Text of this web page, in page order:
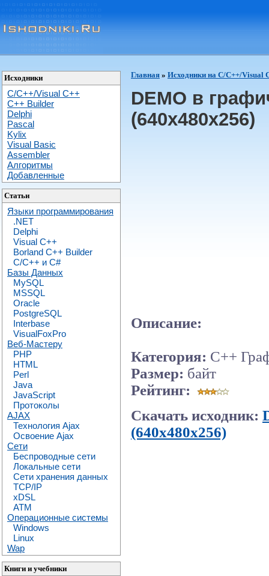
Исходники
C/C++/Visual C++
С++ Builder
Delphi
Pascal
Kylix
Visual Basic
Assembler
Алгоритмы
Добавленные
Статьи
Языки программирования
.NET
Delphi
Visual C++
Borland C++ Builder
C/С++ и C#
Базы Данных
MySQL
MSSQL
Oracle
PostgreSQL
Interbase
VisualFoxPro
Веб-Мастеру
PHP
HTML
Perl
Java
JavaScript
Протоколы
AJAX
Технология Ajax
Освоение Ajax
Сети
Беспроводные сети
Локальные сети
Сети хранения данных
TCP/IP
xDSL
ATM
Операционные системы
Windows
Linux
Wap
Книги и учебники
Главная » Исходники на C/C++/Visual
DEMO в
(640x480x256)
Описание:
Категория: C++
Размер: байт
Рейтинг:
Скачать исходник:
(640x480x256)